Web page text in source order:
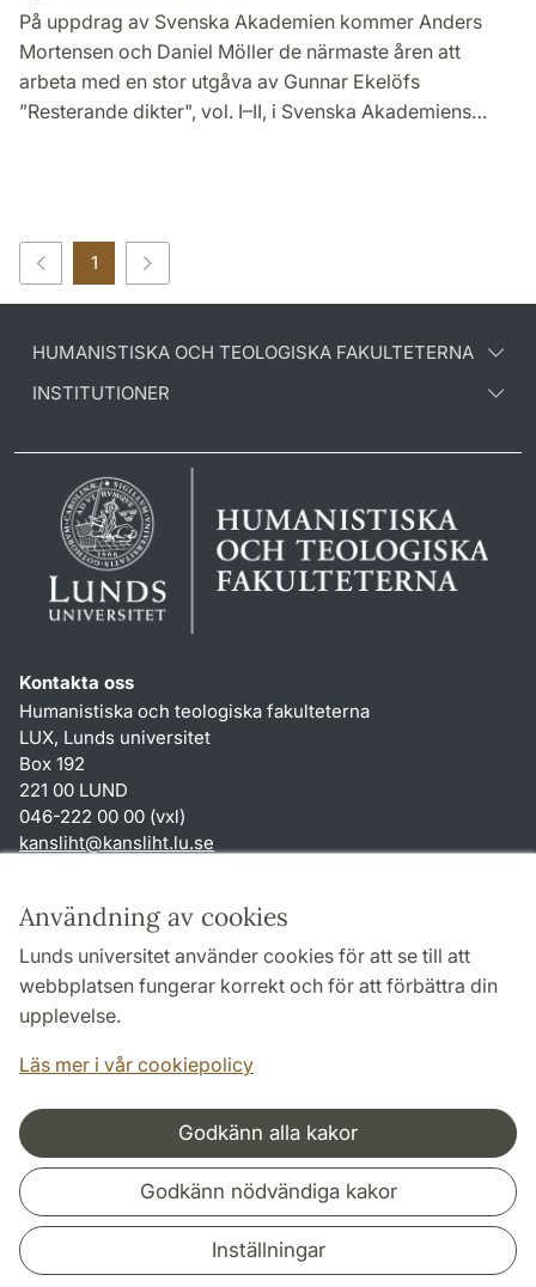
Användning av cookies
Lunds universitet använder cookies för att se till att
webbplatsen fungerar korrekt och för att förbättra din
upplevelse.
Läs mer i vår cookiepolicy
Godkänn alla kakor
Godkänn nödvändiga kakor
Inställningar
På uppdrag av Svenska Akademien kommer Anders
Mortensen och Daniel Möller de närmaste åren att
arbeta med en stor utgåva av Gunnar Ekelöfs
”Resterande dikter", vol. I–II, i Svenska Akademiens…
1
HUMANISTISKA OCH TEOLOGISKA FAKULTETERNA
INSTITUTIONER
Kontakta oss
Humanistiska och teologiska fakulteterna
LUX, Lunds universitet
Box 192
221 00 LUND
046-222 00 00 (vxl)
kansliht@kansliht.lu.se
Genvägar
Om webbplatsen och cookies
Behandling av personuppgifter
Tillgänglighetsredogörelse
Samarbeten och nätverk